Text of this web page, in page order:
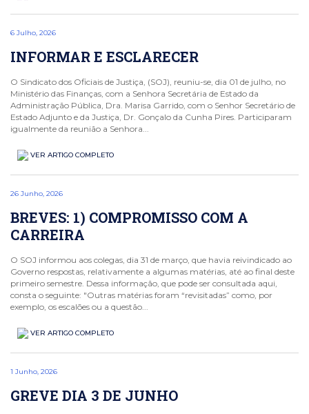
6 Julho, 2026
INFORMAR E ESCLARECER
O Sindicato dos Oficiais de Justiça, (SOJ), reuniu-se, dia 01 de julho, no
Ministério das Finanças, com a Senhora Secretária de Estado da
Administração Pública, Dra. Marisa Garrido, com o Senhor Secretário de
Estado Adjunto e da Justiça, Dr. Gonçalo da Cunha Pires. Participaram
igualmente da reunião a Senhora...
VER ARTIGO COMPLETO
26 Junho, 2026
BREVES: 1) COMPROMISSO COM A
CARREIRA
O SOJ informou aos colegas, dia 31 de março, que havia reivindicado ao
Governo respostas, relativamente a algumas matérias, até ao final deste
primeiro semestre. Dessa informação, que pode ser consultada aqui,
consta o seguinte: "Outras matérias foram “revisitadas” como, por
exemplo, os escalões ou a questão...
VER ARTIGO COMPLETO
1 Junho, 2026
GREVE DIA 3 DE JUNHO